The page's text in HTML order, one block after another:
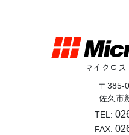
マイクロ
〒385-
佐久市
TEL:
FAX: